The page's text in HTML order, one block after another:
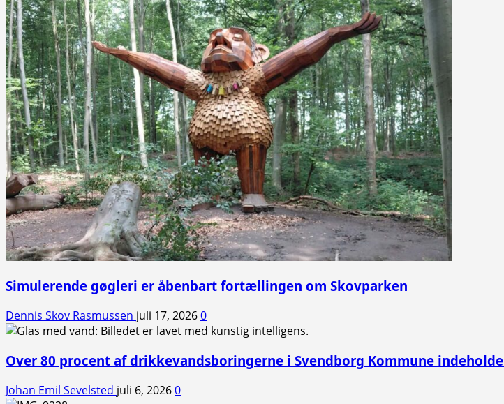
Simulerende gøgleri er åbenbart fortællingen om Skovparken
Dennis Skov Rasmussen juli 17, 20260
Over 80 procent af drikkevandsboringerne i Svendborg Kommune
Johan Emil Sevelsted juli 6, 20260